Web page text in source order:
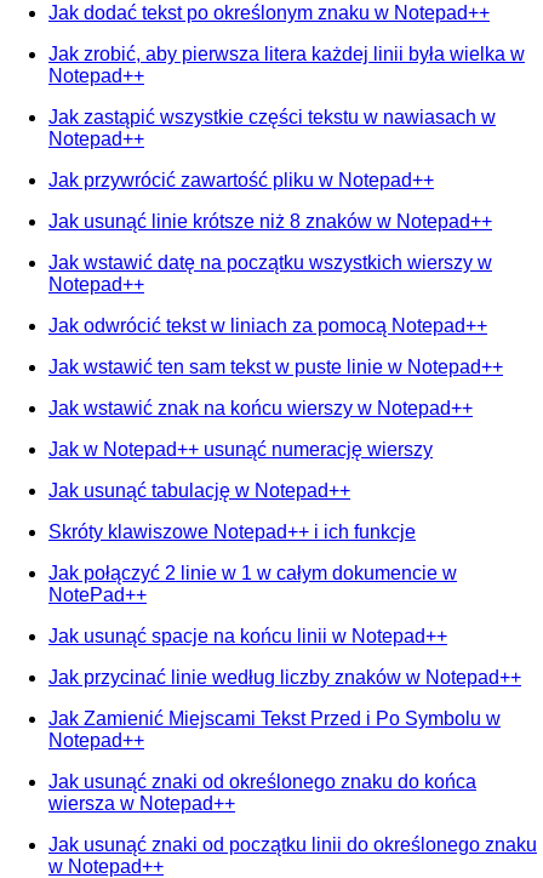
Jak dodać tekst po określonym znaku w Notepad++
Jak zrobić, aby pierwsza litera każdej linii była wielka w
Notepad++
Jak zastąpić wszystkie części tekstu w nawiasach w
Notepad++
Jak przywrócić zawartość pliku w Notepad++
Jak usunąć linie krótsze niż 8 znaków w Notepad++
Jak wstawić datę na początku wszystkich wierszy w
Notepad++
Jak odwrócić tekst w liniach za pomocą Notepad++
Jak wstawić ten sam tekst w puste linie w Notepad++
Jak wstawić znak na końcu wierszy w Notepad++
Jak w Notepad++ usunąć numerację wierszy
Jak usunąć tabulację w Notepad++
Skróty klawiszowe Notepad++ i ich funkcje
Jak połączyć 2 linie w 1 w całym dokumencie w
NotePad++
Jak usunąć spacje na końcu linii w Notepad++
Jak przycinać linie według liczby znaków w Notepad++
Jak Zamienić Miejscami Tekst Przed i Po Symbolu w
Notepad++
Jak usunąć znaki od określonego znaku do końca
wiersza w Notepad++
Jak usunąć znaki od początku linii do określonego znaku
w Notepad++